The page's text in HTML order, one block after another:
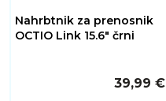
Nahrbtnik za prenosnik
OCTIO Link 15.6" črni
39,99 €